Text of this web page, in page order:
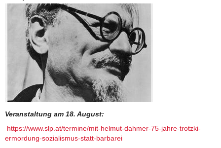
Veranstaltung am 18. August:
https://www.slp.at/termine/mit-helmut-dahmer-75-jahre-trotzki-
ermordung-sozialismus-statt-barbarei